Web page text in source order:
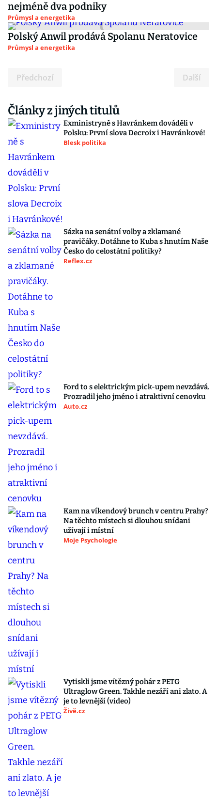
nejméně dva podniky
Průmysl a energetika
Polský Anwil prodává Spolanu Neratovice
Průmysl a energetika
Předchozí Další
Články z jiných titulů
Exministryně s Havránkem dováděli v
Polsku: První slova Decroix i Havránkové!
Blesk politika
Sázka na senátní volby a zklamané
pravičáky. Dotáhne to Kuba s hnutím Naše
Česko do celostátní politiky?
Reflex.cz
Ford to s elektrickým pick-upem nevzdává.
Prozradil jeho jméno i atraktivní cenovku
Auto.cz
Kam na víkendový brunch v centru Prahy?
Na těchto místech si dlouhou snídani
užívají i místní
Moje Psychologie
Vytiskli jsme vítězný pohár z PETG
Ultraglow Green. Takhle nezáří ani zlato. A
je to levnější (video)
Živě.cz